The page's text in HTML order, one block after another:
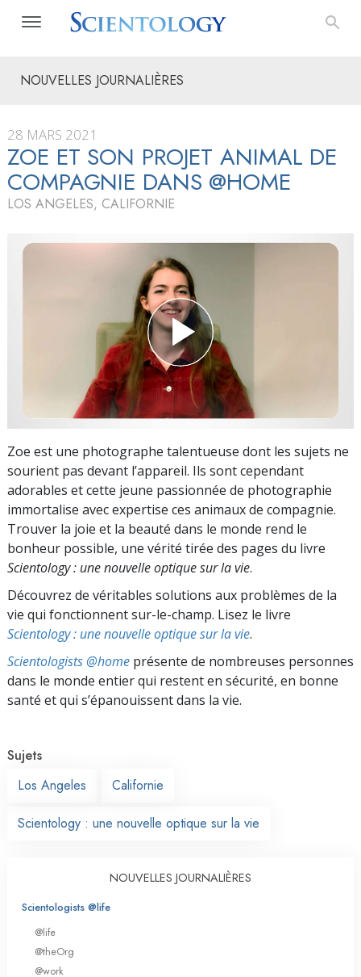
NOUVELLES JOURNALIÈRES
28 MARS 2021
ZOE ET SON PROJET ANIMAL DE
COMPAGNIE DANS @HOME
LOS ANGELES, CALIFORNIE
Zoe est une photographe talentueuse dont les sujets ne
sourient pas devant l’appareil. Ils sont cependant
adorables et cette jeune passionnée de photographie
immortalise avec expertise ces animaux de compagnie.
Trouver la joie et la beauté dans le monde rend le
bonheur possible, une vérité tirée des pages du livre
Scientology : une nouvelle optique sur la vie.
Découvrez de véritables solutions aux problèmes de la
vie qui fonctionnent sur-le-champ. Lisez le livre
Scientology : une nouvelle optique sur la vie.
Scientologists @home présente de nombreuses personnes
dans le monde entier qui restent en sécurité, en bonne
santé et qui s’épanouissent dans la vie.
Sujets
Los Angeles
Californie
Scientology : une nouvelle optique sur la vie
NOUVELLES JOURNALIÈRES
Scientologists @life
@life
@theOrg
@work